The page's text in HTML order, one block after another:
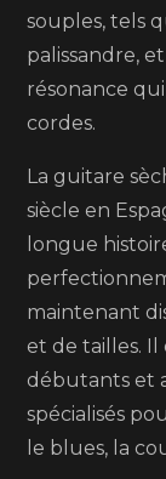
souples, tels
palissandre,
résonance
cordes.
La guitare
siècle en
longue
maintenant
et de tailles.
débutants et
spécialisés
le blues, la